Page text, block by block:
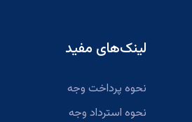
لینک‌های مفید
نحوه پرداخت وجه
نحوه استرداد وجه